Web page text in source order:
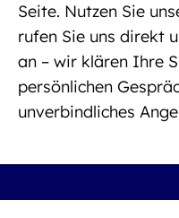
Seite. Nutzen Sie
rufen Sie uns direkt
an – wir klären Ihre
persönlichen
unverbindliches